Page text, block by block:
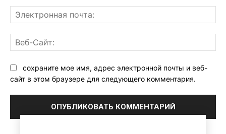
сохраните мое имя, адрес электронной почты и веб-
сайт в этом браузере для следующего комментария.